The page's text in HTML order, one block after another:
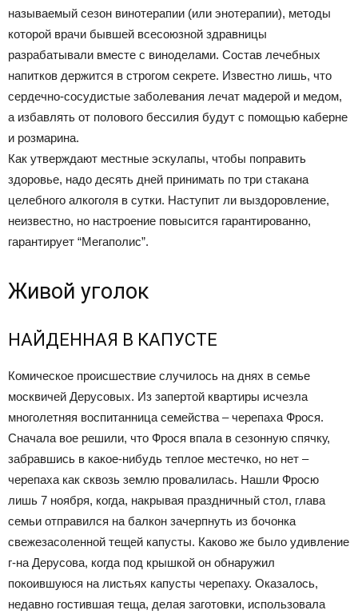
называемый сезон винотерапии (или энотерапии), методы
которой врачи бывшей всесоюзной здравницы
разрабатывали вместе с виноделами. Состав лечебных
напитков держится в строгом секрете. Известно лишь, что
сердечно-сосудистые заболевания лечат мадерой и медом,
а избавлять от полового бессилия будут с помощью каберне
и розмарина.
Как утверждают местные эскулапы, чтобы поправить
здоровье, надо десять дней принимать по три стакана
целебного алкоголя в сутки. Наступит ли выздоровление,
неизвестно, но настроение повысится гарантированно,
гарантирует “Мегаполис”.
Живой уголок
НАЙДЕННАЯ В КАПУСТЕ
Комическое происшествие случилось на днях в семье
москвичей Дерусовых. Из запертой квартиры исчезла
многолетняя воспитанница семейства – черепаха Фрося.
Сначала вое решили, что Фрося впала в сезонную спячку,
забравшись в какое-нибудь теплое местечко, но нет –
черепаха как сквозь землю провалилась. Нашли Фросю
лишь 7 ноября, когда, накрывая праздничный стол, глава
семьи отправился на балкон зачерпнуть из бочонка
свежезасоленной тещей капусты. Каково же было удивление
г-на Дерусова, когда под крышкой он обнаружил
покоившуюся на листьях капусты черепаху. Оказалось,
недавно гостившая теща, делая заготовки, использовала